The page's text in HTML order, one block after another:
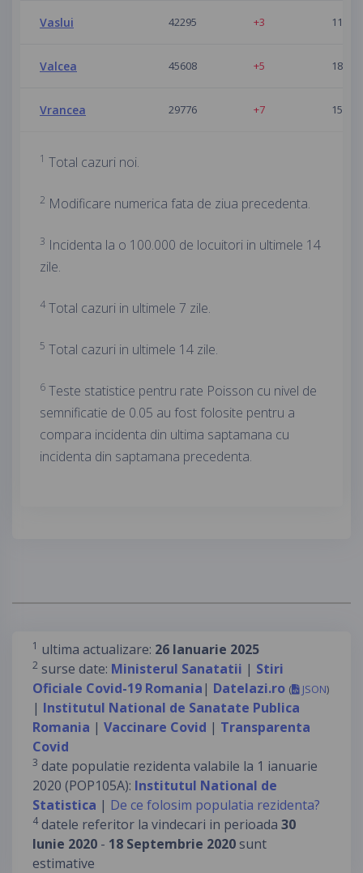
Vaslui 42295 +3 11
Valcea 45608 +5 18
Vrancea 29776 +7 15
1 Total cazuri noi.
2 Modificare numerica fata de ziua precedenta.
3 Incidenta la o 100.000 de locuitori in ultimele 14
zile.
4 Total cazuri in ultimele 7 zile.
5 Total cazuri in ultimele 14 zile.
6 Teste statistice pentru rate Poisson cu nivel de
semnificatie de 0.05 au fost folosite pentru a
compara incidenta din ultima saptamana cu
incidenta din saptamana precedenta.
1 ultima actualizare: 26 Ianuarie 2025
2 surse date: Ministerul Sanatatii | Stiri
Oficiale Covid-19 Romania| Datelazi.ro ( JSON)
| Institutul National de Sanatate Publica
Romania | Vaccinare Covid | Transparenta
Covid
3 date populatie rezidenta valabile la 1 ianuarie
2020 (POP105A): Institutul National de
Statistica | De ce folosim populatia rezidenta?
4 datele referitor la vindecari in perioada 30
Iunie 2020 - 18 Septembrie 2020 sunt
estimative